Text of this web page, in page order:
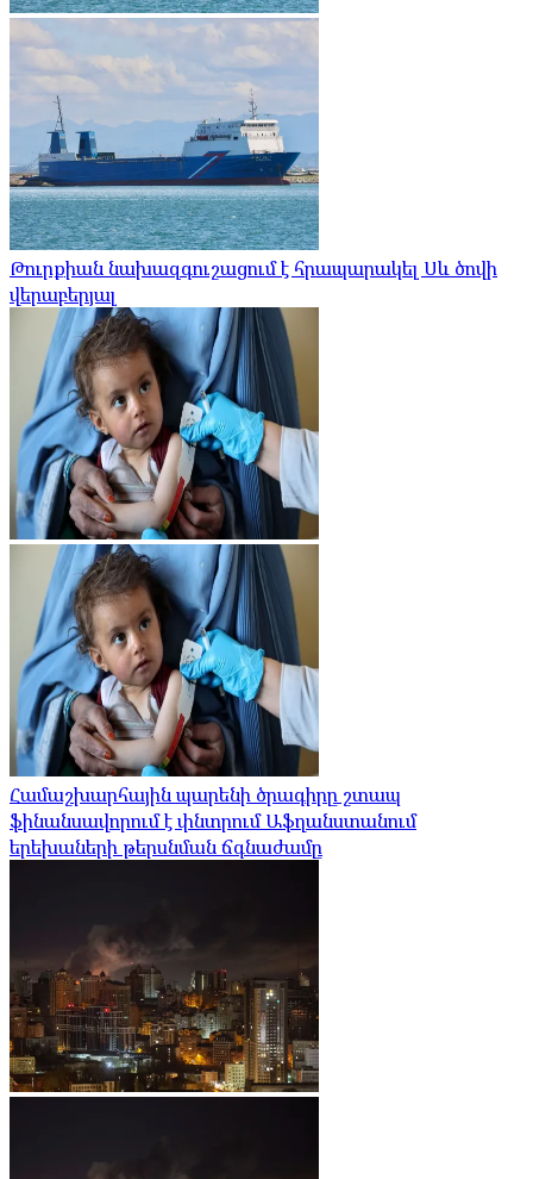
Թուրքիան նախազգուշացում է հրապարակել Սև ծովի
վերաբերյալ
Համաշխարհային պարենի ծրագիրը շտապ
ֆինանսավորում է փնտրում Աֆղանստանում
երեխաների թերսնման ճգնաժամը